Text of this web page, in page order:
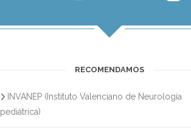
RECOMENDAMOS
INVANEP (Instituto Valenciano de Neurología
pediátrica)